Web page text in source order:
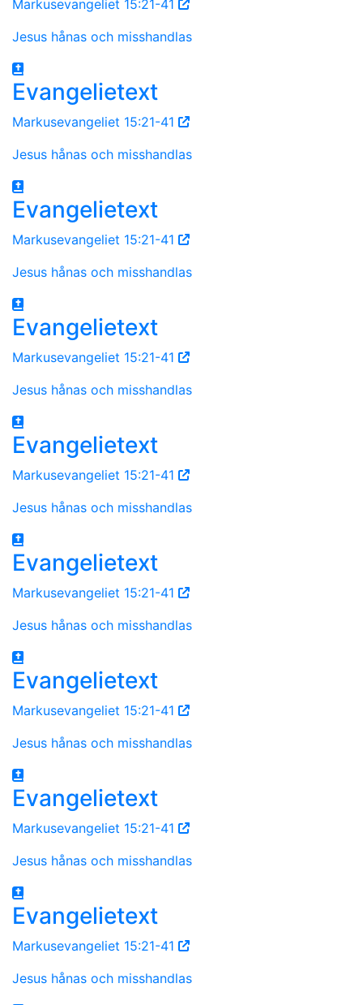
Markusevangeliet 15:21-41
Jesus hånas och misshandlas
Evangelietext
Markusevangeliet 15:21-41
Jesus hånas och misshandlas
Evangelietext
Markusevangeliet 15:21-41
Jesus hånas och misshandlas
Evangelietext
Markusevangeliet 15:21-41
Jesus hånas och misshandlas
Evangelietext
Markusevangeliet 15:21-41
Jesus hånas och misshandlas
Evangelietext
Markusevangeliet 15:21-41
Jesus hånas och misshandlas
Evangelietext
Markusevangeliet 15:21-41
Jesus hånas och misshandlas
Evangelietext
Markusevangeliet 15:21-41
Jesus hånas och misshandlas
Evangelietext
Markusevangeliet 15:21-41
Jesus hånas och misshandlas